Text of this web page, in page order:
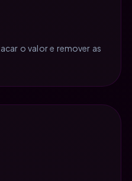
o valor e remover as